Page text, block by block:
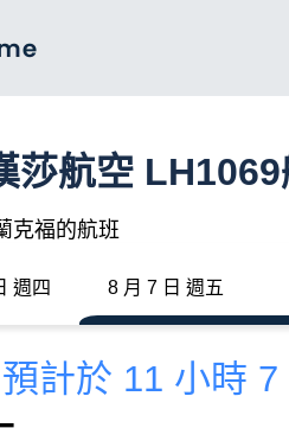
莎航空
克福的航班
週四 8 月 7 日 週五
預計於 11 小時